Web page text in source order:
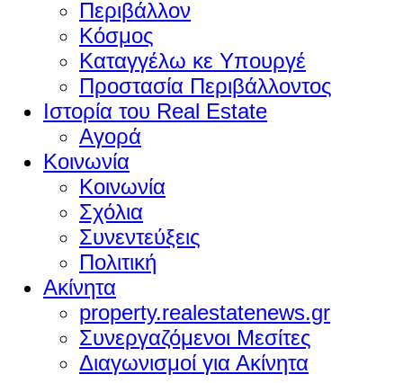
Περιβάλλον
Κόσμος
Καταγγέλω κε Υπουργέ
Προστασία Περιβάλλοντος
Ιστορία του Real Estate
Αγορά
Κοινωνία
Κοινωνία
Σχόλια
Συνεντεύξεις
Πολιτική
Ακίνητα
property.realestatenews.gr
Συνεργαζόμενοι Μεσίτες
Διαγωνισμοί για Ακίνητα